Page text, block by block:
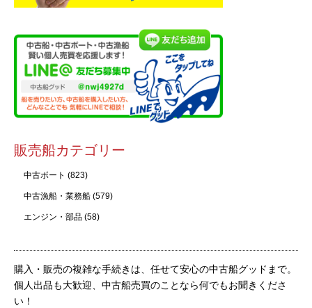
販売船カテゴリー
中古ボート (823)
中古漁船・業務船 (579)
エンジン・部品 (58)
購入・販売の複雑な手続きは、任せて安心の中古船グッドまで。
個人出品も大歓迎、中古船売買のことなら何でもお聞きくださ
い！